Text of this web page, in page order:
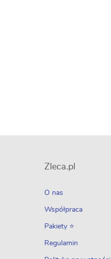
Zleca.pl
O nas
Współpraca
Pakiety ⭐
Regulamin